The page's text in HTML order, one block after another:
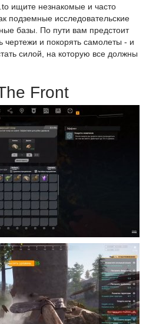
ищите незнакомые и часто
подземные исследовательские
базы. По пути вам предстоит
чертежи и покорять самолеты - и
силой, на которую все должны
Front